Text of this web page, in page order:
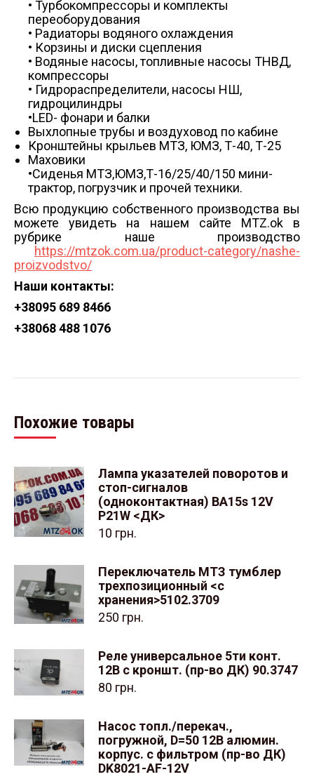
• Турбокомпрессоры и комплекты
переоборудования
• Радиаторы водяного охлаждения
• Корзины и диски сцепления
• Водяные насосы, топливные насосы ТНВД,
компрессоры
• Гидрораспределители, насосы НШ,
гидроцилиндры
•LED- фонари и балки
Выхлопные трубы и воздуховод по кабине
Кронштейны крыльев МТЗ, ЮМЗ, Т-40, Т-25
Маховики
•Сиденья МТЗ,ЮМЗ,Т-16/25/40/150 мини-
трактор, погрузчик и прочей техники.
Всю продукцию собственного производства вы
можете увидеть на нашем сайте MTZ.ok в
рубрике наше производство
https://mtzok.com.ua/product-category/nashe-
proizvodstvo/
Наши контакты:
+38095 689 8466
+38068 488 1076
Похожие товары
Лампа указателей поворотов и
стоп-сигналов
(одноконтактная) BA15s 12V
P21W <ДК>
10 грн.
Переключатель МТЗ тумблер
трехпозиционный <с
хранения>5102.3709
250 грн.
Реле универсальное 5ти конт.
12В с кроншт. (пр-во ДК) 90.3747
80 грн.
Насос топл./перекач.,
погружной, D=50 12В алюмин.
корпус. с фильтром (пр-во ДК)
DK8021-AF-12V